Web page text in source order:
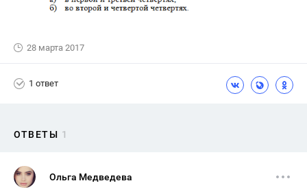
28 марта 2017
1 ответ
ОТВЕТЫ 1
Ольга Медведева